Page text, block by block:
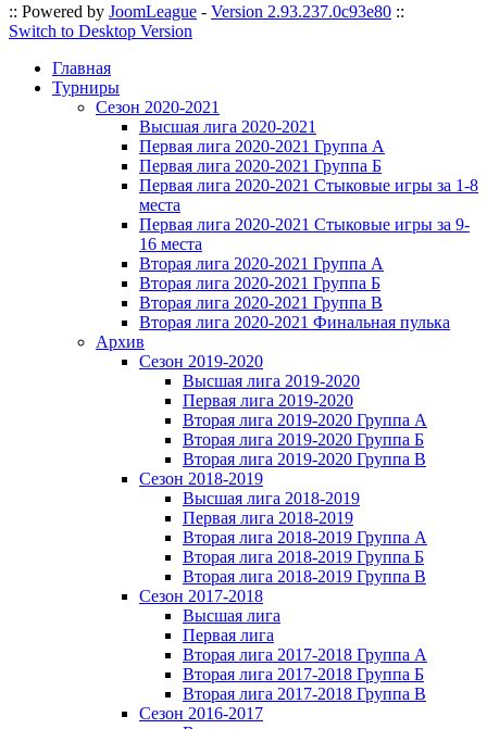
:: Powered by JoomLeague - Version 2.93.237.0c93e80 ::
Switch to Desktop Version
Главная
Турниры
Сезон 2020-2021
Высшая лига 2020-2021
Первая лига 2020-2021 Группа А
Первая лига 2020-2021 Группа Б
Первая лига 2020-2021 Стыковые игры за 1-8
места
Первая лига 2020-2021 Стыковые игры за 9-
16 места
Вторая лига 2020-2021 Группа А
Вторая лига 2020-2021 Группа Б
Вторая лига 2020-2021 Группа В
Вторая лига 2020-2021 Финальная пулька
Архив
Сезон 2019-2020
Высшая лига 2019-2020
Первая лига 2019-2020
Вторая лига 2019-2020 Группа А
Вторая лига 2019-2020 Группа Б
Вторая лига 2019-2020 Группа В
Сезон 2018-2019
Высшая лига 2018-2019
Первая лига 2018-2019
Вторая лига 2018-2019 Группа А
Вторая лига 2018-2019 Группа Б
Вторая лига 2018-2019 Группа В
Сезон 2017-2018
Высшая лига
Первая лига
Вторая лига 2017-2018 Группа А
Вторая лига 2017-2018 Группа Б
Вторая лига 2017-2018 Группа В
Сезон 2016-2017